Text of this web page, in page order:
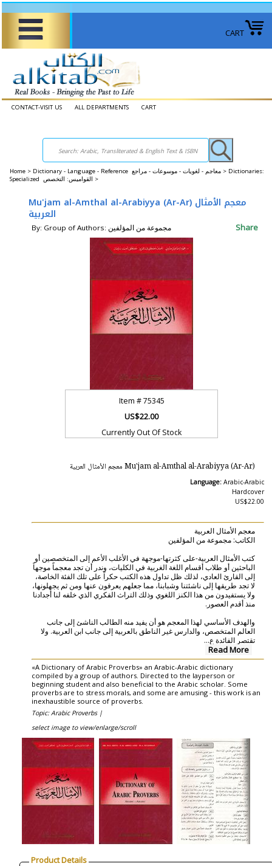
CART
CONTACT-VISIT US ALL DEPARTMENTS CART
Home > Dictionary - Language - Reference معاجم - لغويات - موسوعات - مراجع > Dictionaries:
Specialized القواميس: التخصص >
Mu'jam al-Amthal al-Arabiyya (Ar-Ar) معجم الأمثال
العربية
By: Group of Authors: مجموعة من المؤلفين Share
Item #75345
US$22.00
Currently Out Of Stock
Mu'jam al-Amthal al-Arabiyya (Ar-Ar) معجم الأمثال العربية
Language: Arabic-Arabic
Hardcover
US$22.00
معجم الأمثال العربية
الكاتب: مجموعة من المؤلفين
كتب الأمثال العربية-على كثرتها-موجهة في الأغلب الأعم إلى المتخصصين أو
الباحثين أو طلاب أقسام اللغة الغربية في الكليات، وندر أن تجد معجماً موجهاً
إلى القارئ العادي، لذلك ظل تداول هذه الكتب حكراً على تلك الفئة الخاصة،
لا تجد طريقها إلى ناشئتنا وشبابنا، مما جعلهم يعرفون عنها ومن ثم يجهلونها،
ولا يستفيدون من هذا الكنز اللغوي وذلك التراث الفكري الذي خلفه لنا أجدادنا
منذ أقدم العصور.
والهدف الأساسي لهذا المعجم هو أن يفيد منه الطالب الناشئ إلى جانب
العالم المتخصص، والدارس غير الناطق بالعربية إلى جانب ابن العربية. ولا
تقتصر الفائدة ع...
Read More
«A Dictionary of Arabic Proverbs» an Arabic-Arabic dictionary
compiled by a group of authors. Directed to the layperson or
beginning student and also beneficial to the Arabic scholar. Some
proverbs are to stress morals, and some are amusing - this work is an
inexhaustible source of proverbs.
Topic: Arabic Proverbs |
select image to view/enlarge/scroll
Product Details